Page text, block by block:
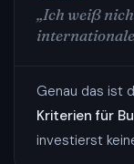
„Ich weiß
Genau das ist
Kriterien für
investierst